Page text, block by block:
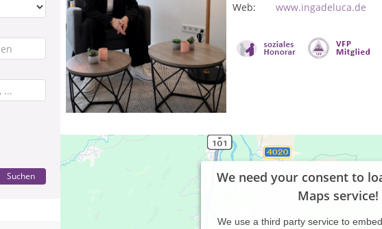
Suchen
Web:
www.ingadeluca.de
We need your consent to
Maps service!
We use a third party service to